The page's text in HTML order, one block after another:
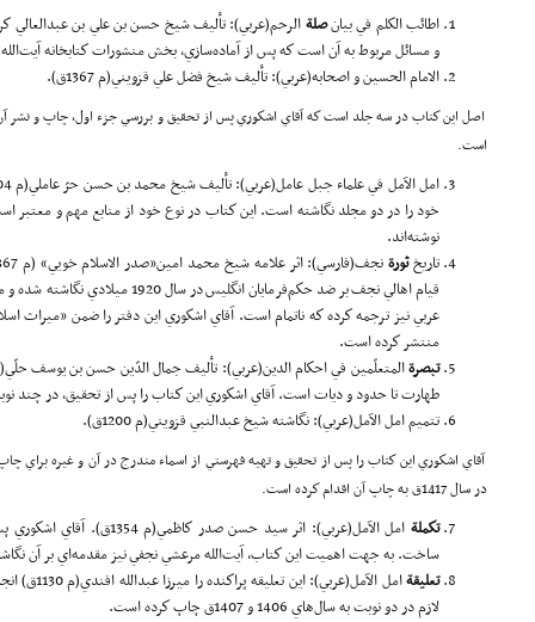
اطائب الكلم في بيانصلةالرحم(عربي): تأليف شيخ حسن بن علي بن عبدالعالي
و مسائل مربوط به آن است كه پس از آماده‌سازي، بخش منشورات كتاب­خانه
الامام الحسين و اصحابه(عربي): تأليف شيخ فضل علي قزويني(م 1367ق).
است.
خود را در دو مجلد نگاشته است. اين كتاب در نوع خود از منابع مهم و معتبر
نوشته‌اند.
تاريخثورة
قيام اهالي نجف بر ضد حكم‌فرمايان
منتشر كرده است.
تبصرة
طهارت تا حدود و ديات است. آقاي اشكوري اين كتاب را پس از تحقيق، در چند
تتميم امل الآمل(عربي): نگاشته شيخ عبدالنبي قزويني(م 1200ق).
آقاي اشكوري اين كتاب را پس از تحقيق و تهيه فهرستي از اسماء مندرج در آن و غيره براي
در سال 1417ق به چاپ آن اقدام كرده است.
تكملة
امل الآمل(عربي): اثر سيد حسن
ساخت. به جهت اهميت اين كتاب، آيت‌الله مرعشي نجفي نيز مقدمه‌اي بر آن
تعليقة
امل
لازم در دو نوبت به سال‌هاي 1406 و 1407ق چاپ كرده است.